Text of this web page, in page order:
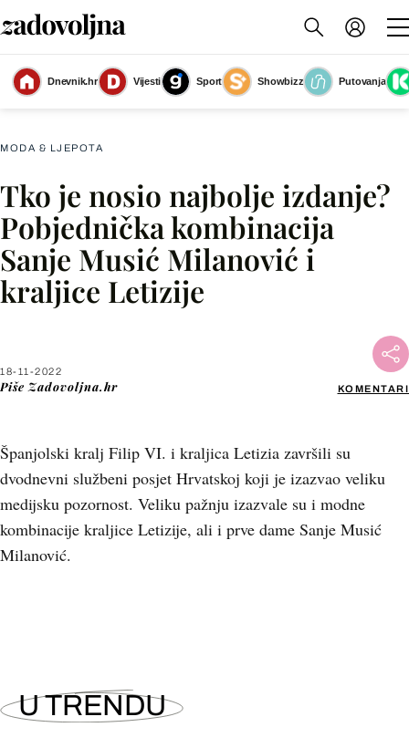
Dnevnik.hr Vijesti Sport Showbizz
Putovanja
Slika nije dostupna
MODA & LJEPOTA
Tko je nosio najbolje izdanje?
Pobjednička kombinacija
Sanje Musić Milanović i
kraljice Letizije
18-11-2022
Piše Zadovoljna.hr KOMENTARI
Španjolski kralj Filip VI. i kraljica Letizia završili su
dvodnevni službeni posjet Hrvatskoj koji je izazvao veliku
medijsku pozornost. Veliku pažnju izazvale su i modne
kombinacije kraljice Letizije, ali i prve dame Sanje Musić
Milanović.
Facebook
X
U TRENDU